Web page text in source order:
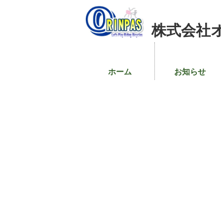
株式会社
ホーム お知らせ